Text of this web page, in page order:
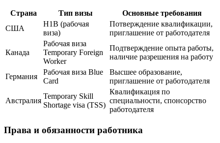
Страна Тип визы
Основные требования
США
H1B (рабочая
виза)
Потверждение квалификации,
приглашение от работодателя
Канада
Рабочая виза
Temporary Foreign
Worker
Подтверждение опыта работы,
наличие разрешения на работу
Германия
Рабочая виза Blue
Card
Высшее образование,
приглашение от работодателя
Австралия
Temporary Skill
Shortage visa (TSS)
Квалификация по
специальности, спонсорство
работодателя
Права и обязанности работника